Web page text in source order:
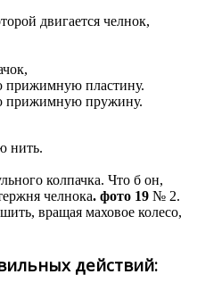
двигается челнок,
прижимную пластину.
прижимную пружину.
нить.
колпачка. Что б он,
челнока. фото 19 № 2.
вращая маховое колесо,
действий: